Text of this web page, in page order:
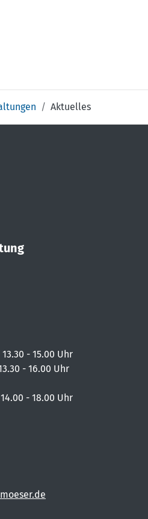
Aktuelles
- 15.00 Uhr
- 16.00 Uhr
- 18.00 Uhr